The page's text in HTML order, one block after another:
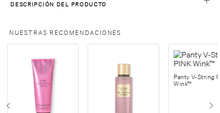
DESCRIPCIÓN DEL PRODUCTO
NUESTRAS RECOMENDACIONES
Panty V-String
Wink™